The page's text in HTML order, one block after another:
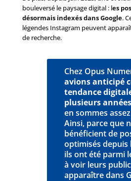
bouleversé le paysage digital : les
désormais indexés dans Google.
légendes Instagram peuvent
de recherche.
Chez Opus
avions anticipé
tendance
plusieurs années
en sommes
Ainsi, parce que
bénéficient de
optimisés depuis
ils ont été parmi
à voir leurs
apparaître dans